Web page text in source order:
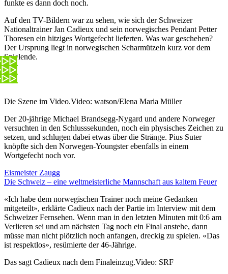
funkte es dann doch noch.
Auf den TV-Bildern war zu sehen, wie sich der Schweizer
Nationaltrainer Jan Cadieux und sein norwegisches Pendant Petter
Thoresen ein hitziges Wortgefecht lieferten. Was war geschehen?
Der Ursprung liegt in norwegischen Scharmützeln kurz vor dem
Spielende.
Die Szene im Video.Video: watson/Elena Maria Müller
Der 20-jährige Michael Brandsegg-Nygard und andere Norweger
versuchten in den Schlusssekunden, noch ein physisches Zeichen zu
setzen, und schlugen dabei etwas über die Stränge. Pius Suter
knöpfte sich den Norwegen-Youngster ebenfalls in einem
Wortgefecht noch vor.
Eismeister Zaugg
Die Schweiz – eine weltmeisterliche Mannschaft aus kaltem Feuer
«Ich habe dem norwegischen Trainer noch meine Gedanken
mitgeteilt», erklärte Cadieux nach der Partie im Interview mit dem
Schweizer Fernsehen. Wenn man in den letzten Minuten mit 0:6 am
Verlieren sei und am nächsten Tag noch ein Final anstehe, dann
müsse man nicht plötzlich noch anfangen, dreckig zu spielen. «Das
ist respektlos», resümierte der 46-Jährige.
Das sagt Cadieux nach dem Finaleinzug.Video: SRF